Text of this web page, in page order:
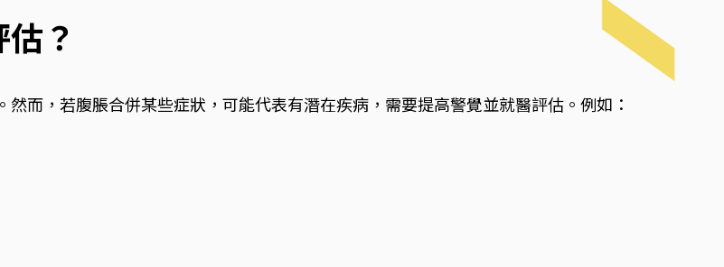
？
而，若腹脹合併某些症狀，可能代表有潛在疾病，需要提高警覺並就醫評估。例如：